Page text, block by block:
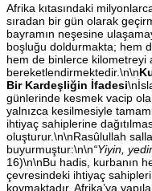
Afrika kıtasındaki
sıradan bir gün olarak
bayramın neşesine
boşluğu doldurmakta; hem
hem de binlerce kilometreyi
bereketlendirmektedir.\n\n
Bir Kardeşliğin İfadesi
günlerinde kesmek vacip
yalnızca kesilmesiyle
ihtiyaç sahiplerine
oluşturur.\n\nRasûlullah
buyurmuştur:\n\n“Yiyin,
16)\n\nBu hadis, kurbanın
çevresindeki ihtiyaç
koymaktadır. Afrika’ya